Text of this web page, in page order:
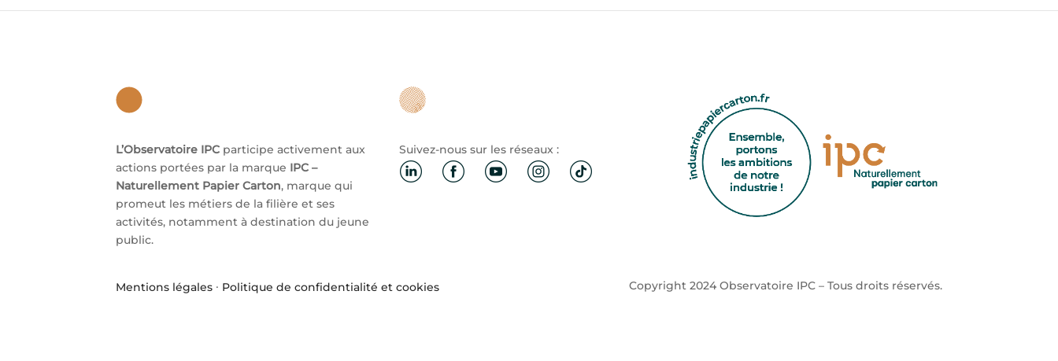
L’Observatoire IPC participe activement aux
actions portées par la marque IPC –
Naturellement Papier Carton, marque qui
promeut les métiers de la filière et ses
activités, notamment à destination du jeune
public.
Suivez-nous sur les réseaux :
Mentions légales · Politique de confidentialité et cookies Copyright 2024 Observatoire IPC – Tous droits réservés.